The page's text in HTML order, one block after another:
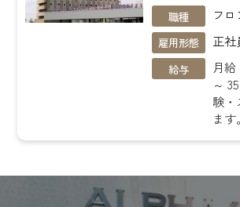
職種 フロ
雇用形態 正社
給与
月
～
験・
ます。